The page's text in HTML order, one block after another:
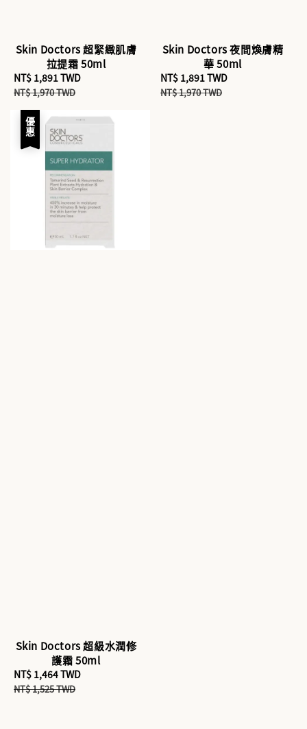
Skin Doctors 超緊緻肌膚
拉提霜 50ml
Sale
price
NT$ 1,891 TWD
NT$ 1,970 TWD
Skin Doctors 夜間煥膚精
華 50ml
Sale
price
NT$ 1,891 TWD
NT$ 1,970 TWD
優惠
Skin Doctors 超級水潤修
護霜 50ml
Sale
price
NT$ 1,464 TWD
NT$ 1,525 TWD